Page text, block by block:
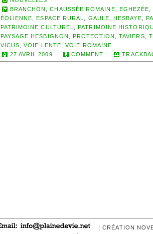
BRANCHON
,CHAUSSÉE ROMAINE EGHEZÉE
ÉOLIENNE ,ESPACE RURAL GAULE ,HESBAYE
PATRIMOINE CULTUREL
,PATRIMOINE
PAYSAGE HESBIGNON
,PROTECTION ,TAVIERS
VICUS ,VOIE LENTE ,VOIE ROMAINE
27 AVRIL 2009
COMMENT
| CRÉATION